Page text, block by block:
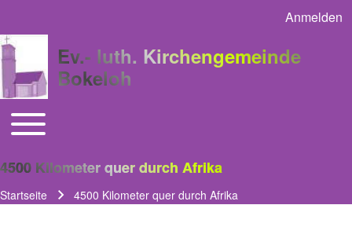
User
Anmelden
Ev.- luth. Kirchengemeinde
Bokeloh
Main navigation
Toggle main menu
4500 Kilometer quer durch Afrika
Pfadnavigation
Startseite 4500 Kilometer quer durch Afrika